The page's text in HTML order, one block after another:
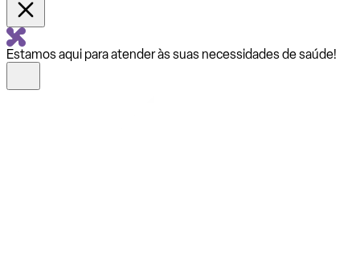
Estamos aqui para atender às suas necessidades de saúde!